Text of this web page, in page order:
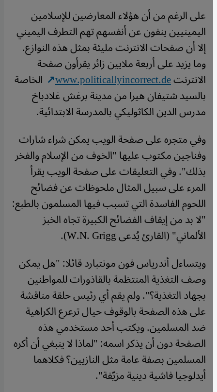
على الرغم من أن هؤلاء المعارضين للإسلامين
اليمينيين ينفون عن أنفسهم تهم التطرف اليميني
إلا أن صفحات الانترنت مليئة بمثل هذه النوازع.
وما يزيد على أربعة ملايين زائر يقرأون صفحة
الانترنتwww.politicallyincorrect.de الخاصة
بالسيد شتيفان هيرا من مدينة برغش غلادباخ
مدرس الدين الكاثوليكي بالمدرسة الابتدائية.
وفي متجره على صفحة الويب يمكن شراء شارات
وفناجين مكتوب عليها "الخوف من الإسلام والفخر
بذلك". وفي التعليقات على صفحة الويب يقرأ
المرء على سبيل المثال ملحوظات عن فضائح
اللحوم الفاسدة التي تسبب فيها المسلمون بالطبع:
"لا بد من إيقاف الفضائح الكبيرة تجاه الخبز
الألماني" (القارئ يُدعى W.N. Grigg).
ويتساءل أندرياس فون مونتبارد قائلا: "هل يمكن
وصف التغذية المنتظمة بالقاذورات للمواطنين
بجهاد التغذية؟". ولم يقم أي رئيس حلقة مناقشة
على هذه الصفحة بالوقوف حيال ترعرع الكراهية
ضد المسلمين. ويكتب أحد مستخدمي هذه
الصفحة دون أن يذكر اسمه: "لماذا لا ينبغي أن أكره
المسلمين بصفة عامة مثل النازيين؟ فكلاهما
أيدلوجيا فاشية دينية مزيّفة".